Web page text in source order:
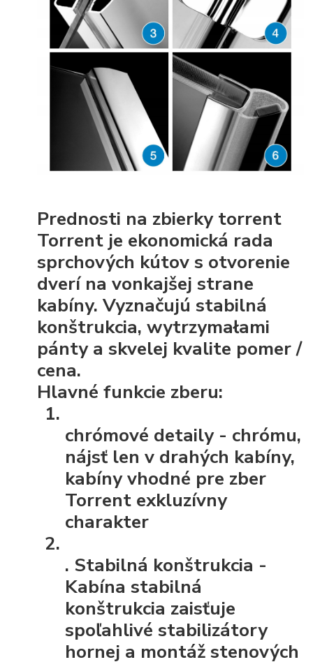
Prednosti na zbierky torrent
Torrent je ekonomická rada
sprchových kútov s otvorenie
dverí na vonkajšej strane
kabíny. Vyznačujú stabilná
konštrukcia, wytrzymałami
pánty a skvelej kvalite pomer /
cena.
Hlavné funkcie zberu:
chrómové detaily - chrómu,
nájsť len v drahých kabíny,
kabíny vhodné pre zber
Torrent exkluzívny
charakter
. Stabilná konštrukcia -
Kabína stabilná
konštrukcia zaisťuje
spoľahlivé stabilizátory
hornej a montáž stenových